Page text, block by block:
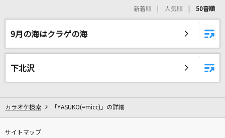
リアルタイムで歌われている曲の一覧
11月のアンクレット
AKB48
い]
Air Supply
新着順 人気順 50音順
9月の海はクラゲの海
下北沢
カラオケ検索 「YASUKO(=micc)」の詳細
サイトマップ